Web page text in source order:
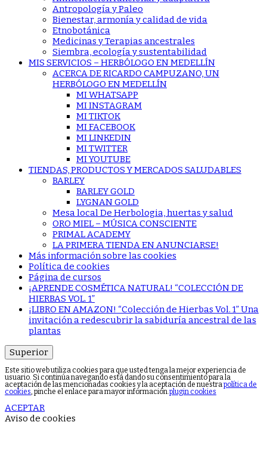
Antropología y Paleo
Bienestar, armonía y calidad de vida
Etnobotánica
Medicinas y Terapias ancestrales
Siembra, ecología y sustentabilidad
MIS SERVICIOS – HERBÓLOGO EN MEDELLÍN
ACERCA DE RICARDO CAMPUZANO, UN
HERBÓLOGO EN MEDELLÍN
MI WHATSAPP
MI INSTAGRAM
MI TIKTOK
MI FACEBOOK
MI LINKEDIN
MI TWITTER
MI YOUTUBE
TIENDAS, PRODUCTOS Y MERCADOS SALUDABLES
BARLEY
BARLEY GOLD
LYGNAN GOLD
Mesa local De Herbologia, huertas y salud
ORO MIEL – MÚSICA CONSCIENTE
PRIMAL ACADEMY
LA PRIMERA TIENDA EN ANUNCIARSE!
Más información sobre las cookies
Política de cookies
Página de cursos
¡APRENDE COSMÉTICA NATURAL! “COLECCIÓN DE
HIERBAS VOL. 1”
¡LIBRO EN AMAZON! “Colección de Hierbas Vol. 1” Una
invitación a redescubrir la sabiduría ancestral de las
plantas
Superior
Este sitio web utiliza cookies para que usted tenga la mejor experiencia de
usuario. Si continúa navegando está dando su consentimiento para la
aceptación de las mencionadas cookies y la aceptación de nuestrapolítica de
cookies, pinche el enlace para mayor información.plugin cookies
ACEPTAR
Aviso de cookies